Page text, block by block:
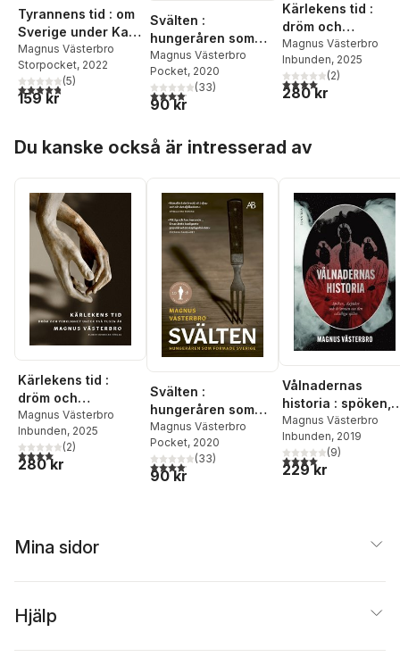
Tyrannens tid : om
Sverige under Karl
XII
Magnus Västerbro
Storpocket, 2022
4,8utav 5 stjärnor. Totalt antal röster:
(5)
159 kr
Svälten :
hungeråren som
formade Sverige
Magnus Västerbro
Pocket, 2020
4,1utav 5 stjärnor. Totalt antal röster:
(33)
90 kr
Kärlekens tid :
dröm och
verklighet under
två tusen år
Magnus Västerbro
Inbunden, 2025
4,0utav 5 stjärnor.
(2)
280 kr
Du kanske också är intresserad av
Kärlekens tid :
dröm och
verklighet under
två tusen år
Magnus Västerbro
Inbunden, 2025
4,0utav 5 stjärnor. Totalt antal röster:
(2)
280 kr
Svälten :
hungeråren som
formade Sverige
Magnus Västerbro
Pocket, 2020
4,1utav 5 stjärnor. Totalt antal röster:
(33)
90 kr
Vålnadernas
historia : spöken,
skeptiker och
drömmen om den
odödliga själen
Magnus Västerbro
Inbunden, 2019
4,0utav 5 stjärnor.
(9)
229 kr
Mina sidor
Hjälp